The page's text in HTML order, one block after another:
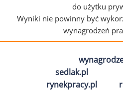
do użytku
Wyniki nie powinny być
wynagrodzeń
sedlak.pl
rynekpracy.pl